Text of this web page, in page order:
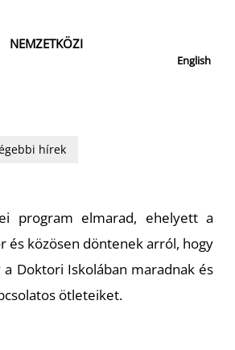
NEMZETKÖZI
English
hírek
program elmarad, ehelyett a
és közösen döntenek arról, hogy
Doktori Iskolában maradnak és
ötleteiket.